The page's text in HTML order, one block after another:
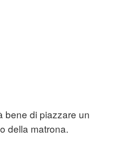
bene di piazzare un
della matrona.